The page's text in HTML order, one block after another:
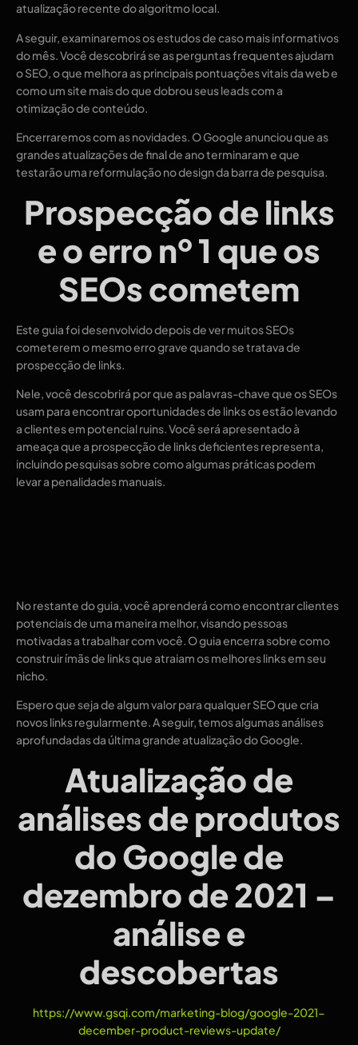
atualização recente do algoritmo local.
A seguir, examinaremos os estudos de caso mais informativos
do mês. Você descobrirá se as perguntas frequentes ajudam
o SEO, o que melhora as principais pontuações vitais da web e
como um site mais do que dobrou seus leads com a
otimização de conteúdo.
Encerraremos com as novidades. O Google anunciou que as
grandes atualizações de final de ano terminaram e que
testarão uma reformulação no design da barra de pesquisa.
Prospecção de links
e o erro nº 1 que os
SEOs cometem
Este guia foi desenvolvido depois de ver muitos SEOs
cometerem o mesmo erro grave quando se tratava de
prospecção de links.
Nele, você descobrirá por que as palavras-chave que os SEOs
usam para encontrar oportunidades de links os estão levando
a clientes em potencial ruins. Você será apresentado à
ameaça que a prospecção de links deficientes representa,
incluindo pesquisas sobre como algumas práticas podem
levar a penalidades manuais.
No restante do guia, você aprenderá como encontrar clientes
potenciais de uma maneira melhor, visando pessoas
motivadas a trabalhar com você. O guia encerra sobre como
construir ímãs de links que atraiam os melhores links em seu
nicho.
Espero que seja de algum valor para qualquer SEO que cria
novos links regularmente. A seguir, temos algumas análises
aprofundadas da última grande atualização do Google.
Atualização de
análises de produtos
do Google de
dezembro de 2021 –
análise e
descobertas
https://www.gsqi.com/marketing-blog/google-2021-
december-product-reviews-update/